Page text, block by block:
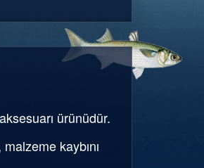
ürünüdür.
kaybını